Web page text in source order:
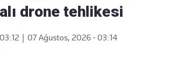
drone tehlikesi
07 Ağustos, 2026 - 03:14